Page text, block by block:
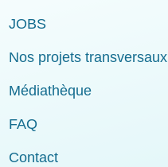
JOBS
Nos projets transversaux
Médiathèque
FAQ
Contact